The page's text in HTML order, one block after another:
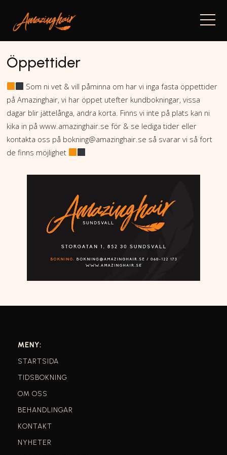
Öppettider
Som ni vet & vill påminna om har vi inga fasta öppettider
på Amazinghair, vi har öppet utefter kundbokningar, vissa
dagar blir jättelånga, andra korta. Finns vi inte på plats kan ni
kika in på www.amazinghair.se för & se lediga tider eller
kontakta oss på bokning@amazinghair.se så svarar vi så fort
de finns möjlighet
MENY:
STARTSIDA
TIDSBOKNING
OM OSS
BEHANDLINGAR
KONTAKT
NYHETER